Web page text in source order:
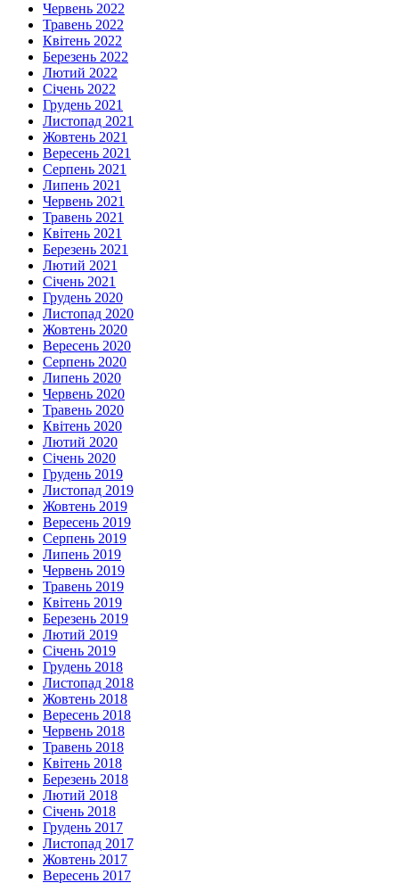
Червень 2022
Травень 2022
Квітень 2022
Березень 2022
Лютий 2022
Січень 2022
Грудень 2021
Листопад 2021
Жовтень 2021
Вересень 2021
Серпень 2021
Липень 2021
Червень 2021
Травень 2021
Квітень 2021
Березень 2021
Лютий 2021
Січень 2021
Грудень 2020
Листопад 2020
Жовтень 2020
Вересень 2020
Серпень 2020
Липень 2020
Червень 2020
Травень 2020
Квітень 2020
Лютий 2020
Січень 2020
Грудень 2019
Листопад 2019
Жовтень 2019
Вересень 2019
Серпень 2019
Липень 2019
Червень 2019
Травень 2019
Квітень 2019
Березень 2019
Лютий 2019
Січень 2019
Грудень 2018
Листопад 2018
Жовтень 2018
Вересень 2018
Червень 2018
Травень 2018
Квітень 2018
Березень 2018
Лютий 2018
Січень 2018
Грудень 2017
Листопад 2017
Жовтень 2017
Вересень 2017